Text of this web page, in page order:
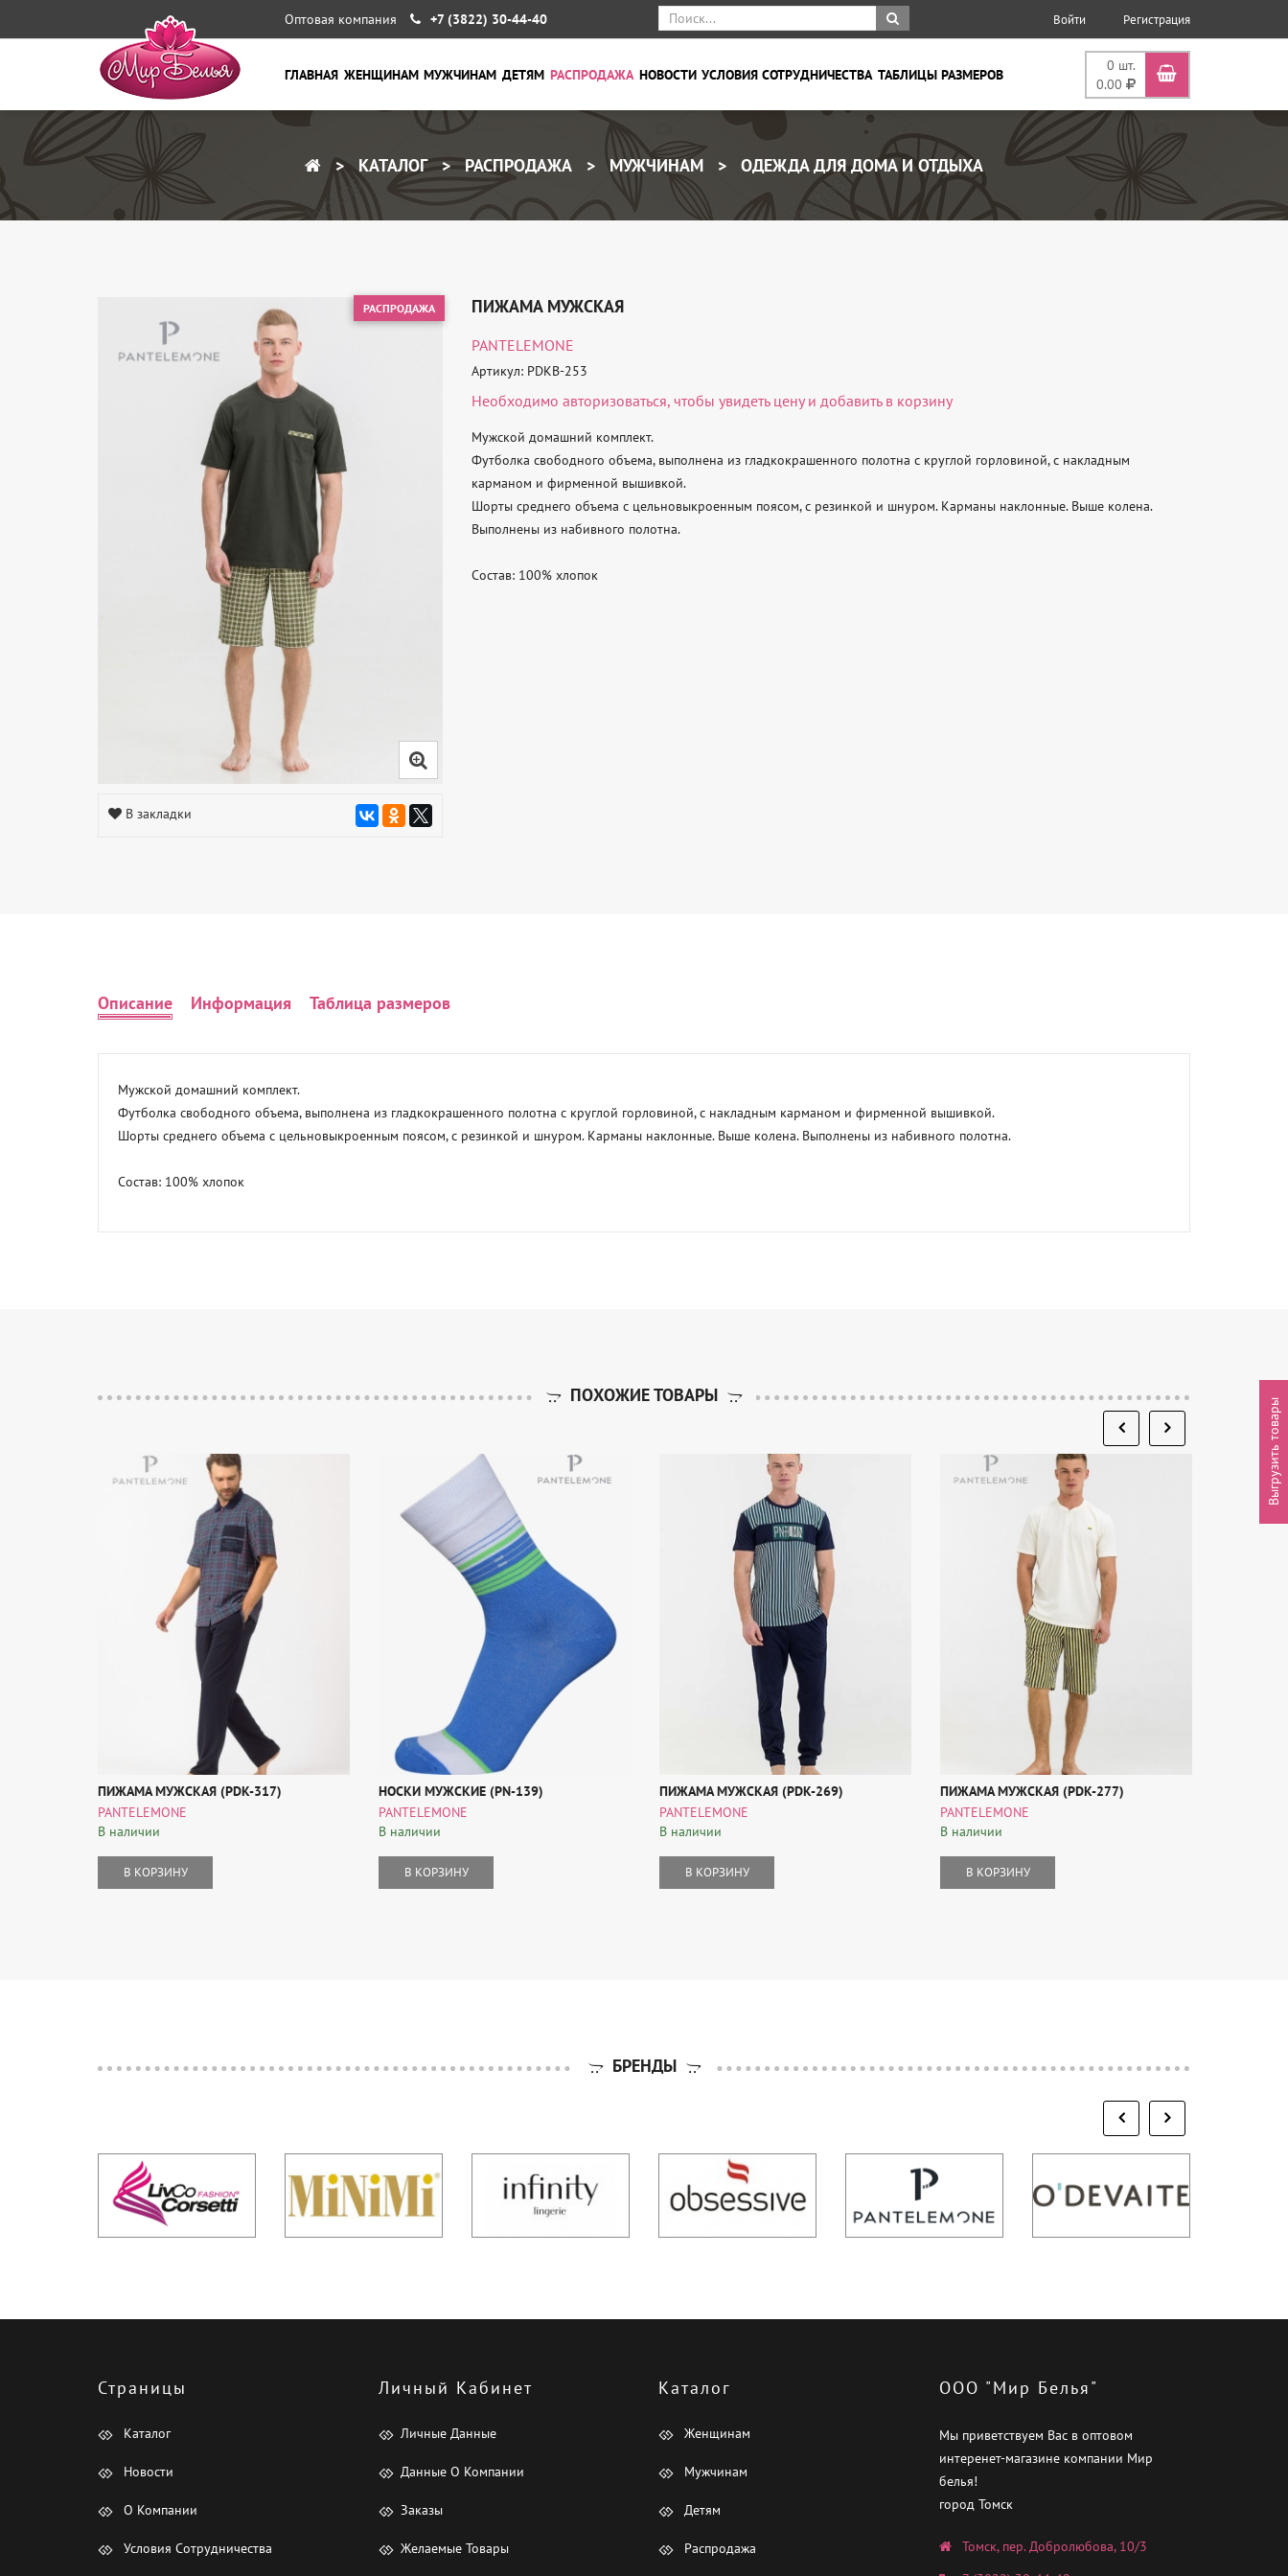
Оптовая компания +7 (3822) 30-44-40 Войти Регистрация
0 шт.
0.00
ГЛАВНАЯ ЖЕНЩИНАМ МУЖЧИНАМ ДЕТЯМ РАСПРОДАЖА НОВОСТИ УСЛОВИЯ СОТРУДНИЧЕСТВА ТАБЛИЦЫ РАЗМЕРОВ
КАТАЛОГ РАСПРОДАЖА МУЖЧИНАМ ОДЕЖДА ДЛЯ ДОМА И ОТДЫХА
РАСПРОДАЖА
В закладки
ПИЖАМА МУЖСКАЯ
PANTELEMONE
Артикул: PDKB-253
Необходимо авторизоваться, чтобы увидеть цену и добавить в корзину
Мужской домашний комплект.
Футболка свободного объема, выполнена из гладкокрашенного полотна с круглой горловиной, с накладным
карманом и фирменной вышивкой.
Шорты среднего объема с цельновыкроенным поясом, с резинкой и шнуром. Карманы наклонные. Выше колена.
Выполнены из набивного полотна.
Состав: 100% хлопок
Описание Информация Таблица размеров
Мужской домашний комплект.
Футболка свободного объема, выполнена из гладкокрашенного полотна с круглой горловиной, с накладным карманом и фирменной вышивкой.
Шорты среднего объема с цельновыкроенным поясом, с резинкой и шнуром. Карманы наклонные. Выше колена. Выполнены из набивного полотна.
Состав: 100% хлопок
ПОХОЖИЕ ТОВАРЫ
ПИЖАМА МУЖСКАЯ (PDK-317)
PANTELEMONE
В наличии
В КОРЗИНУ
НОСКИ МУЖСКИЕ (PN-139)
PANTELEMONE
В наличии
В КОРЗИНУ
ПИЖАМА МУЖСКАЯ (PDK-269)
PANTELEMONE
В наличии
В КОРЗИНУ
ПИЖАМА МУЖСКАЯ (PDK-277)
PANTELEMONE
В наличии
В КОРЗИНУ
БРЕНДЫ
Страницы
Каталог
Новости
О Компании
Условия Сотрудничества
Личный Кабинет
Личные Данные
Данные О Компании
Заказы
Желаемые Товары
Каталог
Женщинам
Мужчинам
Детям
Распродажа
ООО "Мир Белья"
Мы приветствуем Вас в оптовом
интеренет-магазине компании Мир
белья!
город Томск
Томск, пер. Добролюбова, 10/3
Выгрузить товары